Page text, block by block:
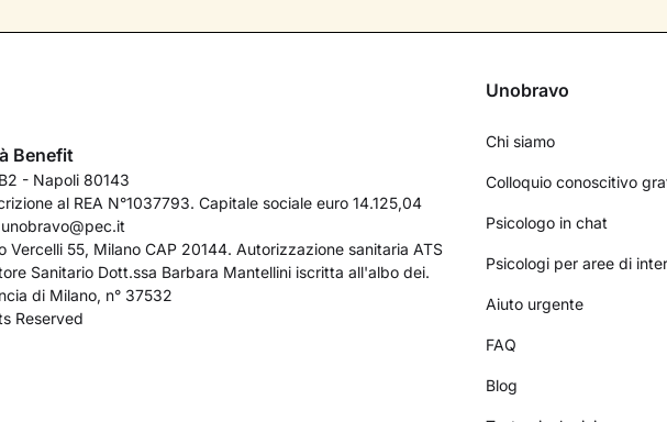
Benefit
- Napoli 80143
al REA N°1037793. Capitale sociale euro 14.125,04
unobravo@pec.it
Vercelli 55, Milano CAP 20144. Autorizzazione sanitaria ATS
Sanitario Dott.ssa Barbara Mantellini iscritta all'albo dei.
di Milano, n° 37532
Reserved
Unobravo
Chi siamo
Colloquio conoscitivo
Psicologo in chat
Psicologi per aree di
Aiuto urgente
FAQ
Blog